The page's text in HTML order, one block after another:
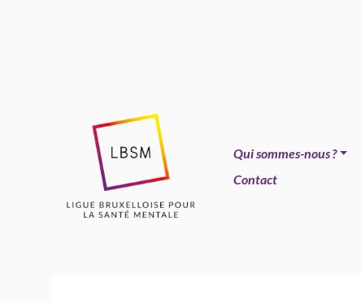
Qui sommes-nous?
Contact